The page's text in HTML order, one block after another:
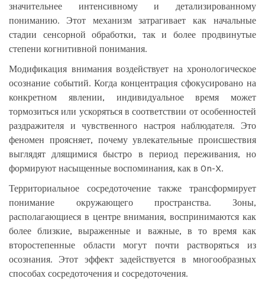
значительнее интенсивному и детализированному
пониманию. Этот механизм затрагивает как начальные
стадии сенсорной обработки, так и более продвинутые
степени когнитивной понимания.
Модификация внимания воздействует на хронологическое
осознание событий. Когда концентрация сфокусировано на
конкретном явлении, индивидуальное время может
тормозиться или ускоряться в соответствии от особенностей
раздражителя и чувственного настроя наблюдателя. Это
феномен проясняет, почему увлекательные происшествия
выглядят длящимися быстро в период переживания, но
формируют насыщенные воспоминания, как в On-X.
Территориальное сосредоточение также трансформирует
понимание окружающего пространства. Зоны,
располагающиеся в центре внимания, воспринимаются как
более близкие, выраженные и важные, в то время как
второстепенные области могут почти растворяться из
осознания. Этот эффект задействуется в многообразных
способах сосредоточения и сосредоточения.